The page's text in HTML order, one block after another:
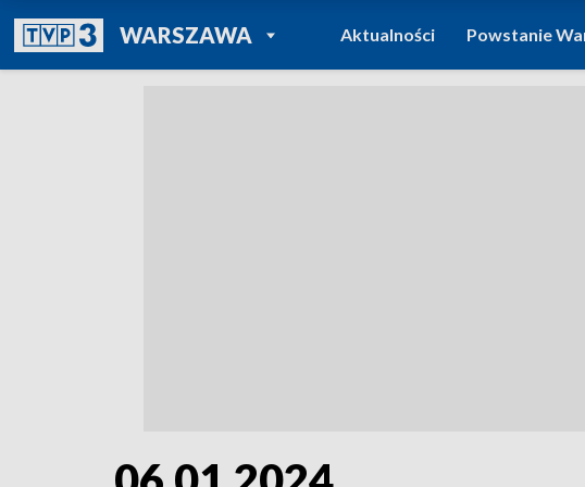
WARSZAWAPOWRÓT DO
TVP REGIONY
Aktualności Powstanie